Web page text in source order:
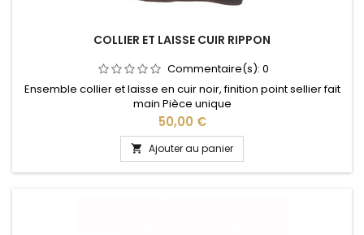
COLLIER ET LAISSE CUIR RIPPON
Commentaire(s): 0
Ensemble collier et laisse en cuir noir, finition point sellier fait
main Pièce unique
Prix
50,00 €
 Ajouter au panier